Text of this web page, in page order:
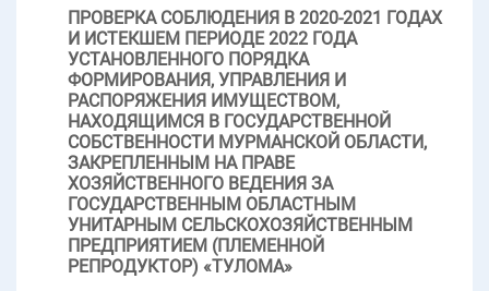
ПРОВЕРКА СОБЛЮДЕНИЯ В 2020-2021 ГОДАХ
И ИСТЕКШЕМ ПЕРИОДЕ 2022 ГОДА
УСТАНОВЛЕННОГО ПОРЯДКА
ФОРМИРОВАНИЯ, УПРАВЛЕНИЯ И
РАСПОРЯЖЕНИЯ ИМУЩЕСТВОМ,
НАХОДЯЩИМСЯ В ГОСУДАРСТВЕННОЙ
СОБСТВЕННОСТИ МУРМАНСКОЙ ОБЛАСТИ,
ЗАКРЕПЛЕННЫМ НА ПРАВЕ
ХОЗЯЙСТВЕННОГО ВЕДЕНИЯ ЗА
ГОСУДАРСТВЕННЫМ ОБЛАСТНЫМ
УНИТАРНЫМ СЕЛЬСКОХОЗЯЙСТВЕННЫМ
ПРЕДПРИЯТИЕМ (ПЛЕМЕННОЙ
РЕПРОДУКТОР) «ТУЛОМА»